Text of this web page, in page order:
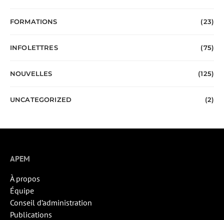
FORMATIONS (23)
INFOLETTRES (75)
NOUVELLES (125)
UNCATEGORIZED (2)
APEM
À propos
Équipe
Conseil d’administration
Publications